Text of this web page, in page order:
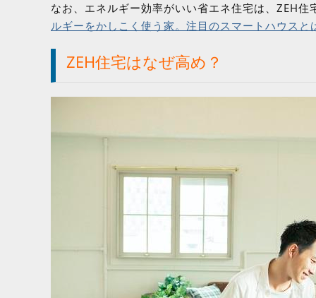
なお、エネルギー効率がいい省エネ住宅は、ZEH
ルギーをかしこく使う家。注目のスマートハウスと
ZEH住宅はなぜ高め？